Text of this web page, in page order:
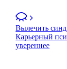
Вылечить
Карьерный
увереннее